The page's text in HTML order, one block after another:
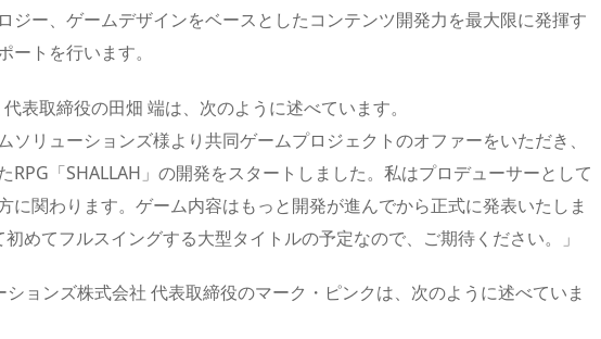
ジー、ゲームデザインをベースとしたコンテンツ開発力を最大限に発揮す
ートを行います。
表取締役の田畑 端は、次のように述べています。
ソリューションズ様より共同ゲームプロジェクトのオファーをいただき、
RPG「SHALLAH」の開発をスタートしました。私はプロデューサーとして
に関わります。ゲーム内容はもっと開発が進んでから正式に発表いたしま
初めてフルスイングする大型タイトルの予定なので、ご期待ください。」
ョンズ株式会社 代表取締役のマーク・ピンクは、次のように述べていま